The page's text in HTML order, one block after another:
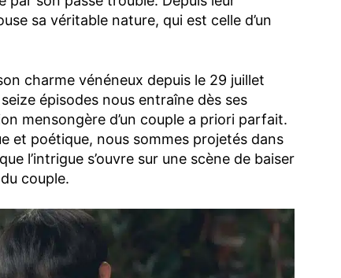
sa véritable nature, qui est celle d’un
charme vénéneux depuis le 29 juillet
épisodes nous entraîne dès ses
mensongère d’un couple a priori parfait.
et poétique, nous sommes projetés dans
l’intrigue s’ouvre sur une scène de baiser
couple.